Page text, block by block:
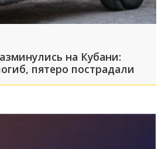
на Кубани:
пятеро пострадали